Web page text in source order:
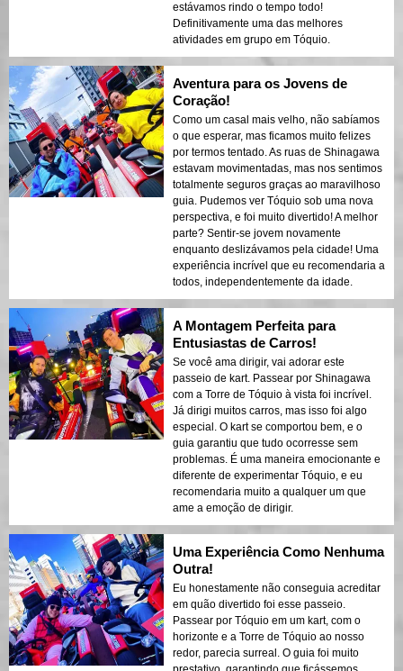
estávamos rindo o tempo todo!
Definitivamente uma das melhores
atividades em grupo em Tóquio.
Aventura para os Jovens de
Coração!
Como um casal mais velho, não sabíamos
o que esperar, mas ficamos muito felizes
por termos tentado. As ruas de Shinagawa
estavam movimentadas, mas nos sentimos
totalmente seguros graças ao maravilhoso
guia. Pudemos ver Tóquio sob uma nova
perspectiva, e foi muito divertido! A melhor
parte? Sentir-se jovem novamente
enquanto deslizávamos pela cidade! Uma
experiência incrível que eu recomendaria a
todos, independentemente da idade.
A Montagem Perfeita para
Entusiastas de Carros!
Se você ama dirigir, vai adorar este
passeio de kart. Passear por Shinagawa
com a Torre de Tóquio à vista foi incrível.
Já dirigi muitos carros, mas isso foi algo
especial. O kart se comportou bem, e o
guia garantiu que tudo ocorresse sem
problemas. É uma maneira emocionante e
diferente de experimentar Tóquio, e eu
recomendaria muito a qualquer um que
ame a emoção de dirigir.
Uma Experiência Como Nenhuma
Outra!
Eu honestamente não conseguia acreditar
em quão divertido foi esse passeio.
Passear por Tóquio em um kart, com o
horizonte e a Torre de Tóquio ao nosso
redor, parecia surreal. O guia foi muito